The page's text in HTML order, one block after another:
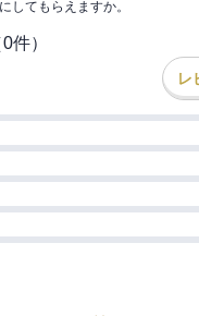
してもらえますか。
0件）
レ